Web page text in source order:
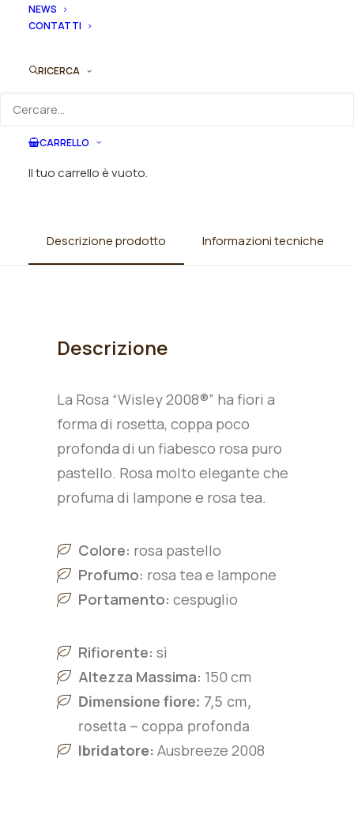
NEWS
CONTATTI
RICERCA
CARRELLO
Il tuo carrello è vuoto.
Categorie
Descrizione prodotto Informazioni tecniche
Descrizione
La Rosa “Wisley 2008®” ha fiori a
forma di rosetta, coppa poco
profonda di un fiabesco rosa puro
pastello. Rosa molto elegante che
profuma di lampone e rosa tea.
Colore: rosa pastello
Profumo: rosa tea e lampone
Portamento: cespuglio
Rifiorente: sì
Altezza Massima: 150 cm
Dimensione fiore: 7,5 cm,
rosetta – coppa profonda
Ibridatore: Ausbreeze 2008